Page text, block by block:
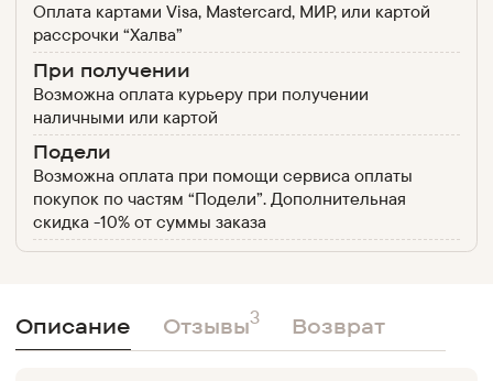
Оплата картами Visa, Mastercard, МИР, или картой
рассрочки “Халва”
При получении
Возможна оплата курьеру при получении
наличными или картой
Подели
Возможна оплата при помощи сервиса оплаты
покупок по частям “Подели”. Дополнительная
скидка -10% от суммы заказа
Описание Отзывы3 Возврат